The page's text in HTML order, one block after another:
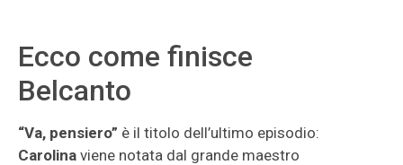
Ecco come finisce
Belcanto
“Va, pensiero” è il titolo dell’ultimo episodio:
Carolina viene notata dal grande maestro